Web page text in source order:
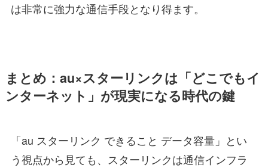
は非常に強力な通信手段となり得ます。
まとめ：au×スターリンクは「どこでもイ
ンターネット」が現実になる時代の鍵
「au スターリンク できること データ容量」とい
う視点から見ても、スターリンクは通信インフラ